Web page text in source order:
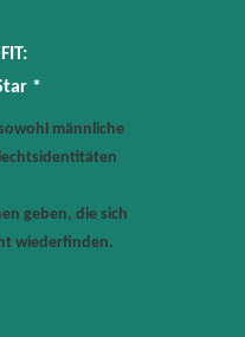
*
männliche
geben, die sich
wiederfinden.